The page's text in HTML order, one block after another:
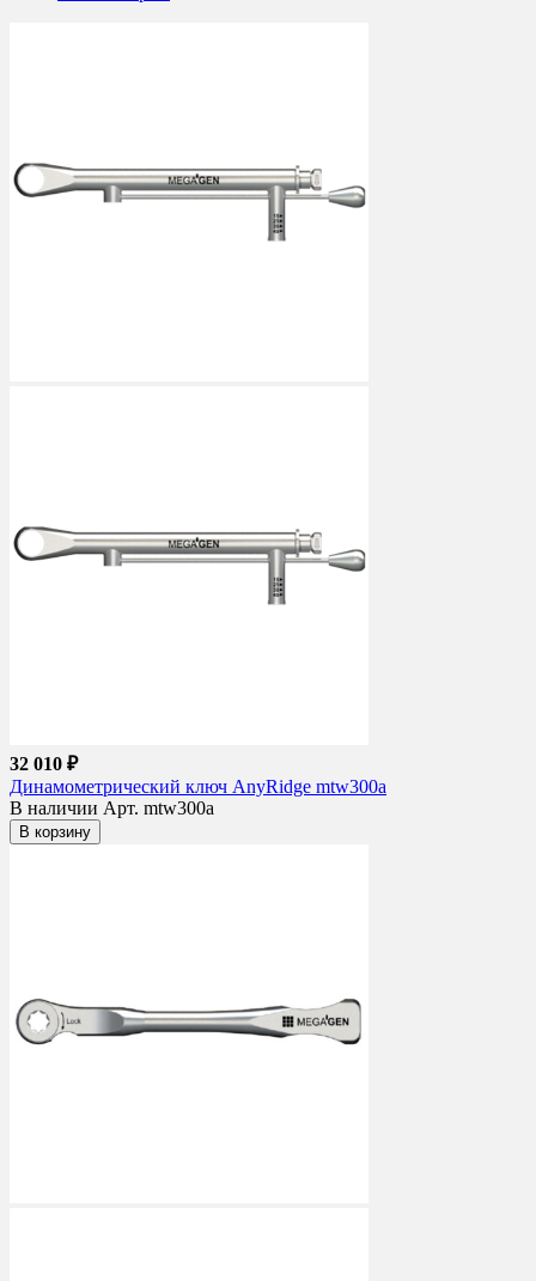
32 010 ₽
Динамометрический ключ AnyRidge mtw300a
В наличии Арт. mtw300a
В корзину